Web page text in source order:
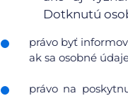
Dotknutú
právo byť
ak sa osobné
právo na